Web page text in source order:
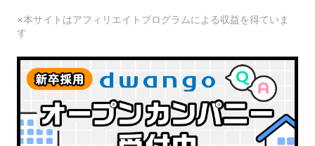
※本サイトはアフィリエイトプログラムによる収益を得ていま
す